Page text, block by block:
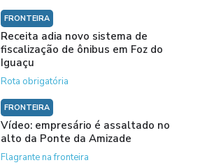
FRONTEIRA
Receita adia novo sistema de
fiscalização de ônibus em Foz do
Iguaçu
Rota obrigatória
FRONTEIRA
Vídeo: empresário é assaltado no
alto da Ponte da Amizade
Flagrante na fronteira